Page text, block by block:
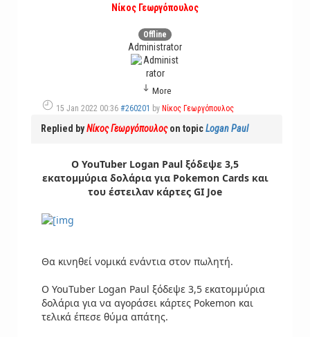
Νίκος Γεωργόπουλος
Offline
Administrator
More
15 Jan 2022 00:36 #260201 by Νίκος Γεωργόπουλος
Replied byΝίκος Γεωργόπουλοςon topicLogan Paul
Ο YouTuber Logan Paul ξόδεψε 3,5
εκατομμύρια δολάρια για Pokemon Cards και
του έστειλαν κάρτες GI Joe
Θα κινηθεί νομικά ενάντια στον πωλητή.
Ο YouTuber Logan Paul ξόδεψε 3,5 εκατομμύρια
δολάρια για να αγοράσει κάρτες Pokemon και
τελικά έπεσε θύμα απάτης.